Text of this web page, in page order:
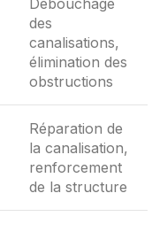
Débouchage
des
canalisations,
élimination des
obstructions
Réparation de
la canalisation,
renforcement
de la structure